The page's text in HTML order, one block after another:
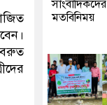
বরুত
সাংবাদিকদের
মতবিনিময়